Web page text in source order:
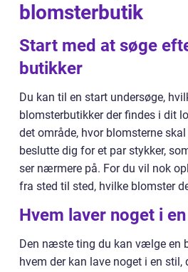
blomsterbutik
Start med at søge
butikker
Du kan til en start undersøge,
blomsterbutikker der findes i dit
det område, hvor blomsterne
beslutte dig for et par stykker,
ser nærmere på. For du vil nok
fra sted til sted, hvilke blomster
Hvem laver noget i
Den næste ting du kan vælge en
hvem der kan lave noget i en stil,